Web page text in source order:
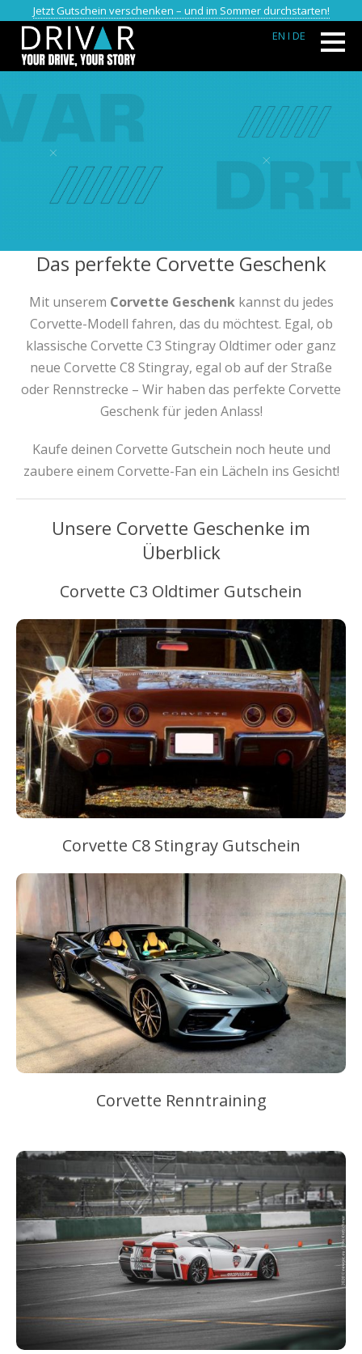
Jetzt Gutschein verschenken – und im Sommer durchstarten!
EN I DE
Das perfekte Corvette Geschenk
Mit unserem Corvette Geschenkkannst du jedes
Corvette-Modell fahren, das du möchtest. Egal, ob
klassische Corvette C3 Stingray Oldtimer oder ganz
neue Corvette C8 Stingray, egal ob auf der Straße
oder Rennstrecke – Wir haben das perfekte Corvette
Geschenk für jeden Anlass!
Kaufe deinen Corvette Gutschein noch heute und
zaubere einem Corvette-Fan ein Lächeln ins Gesicht!
Unsere Corvette Geschenke im
Überblick
Corvette C3 Oldtimer Gutschein
Corvette C8 Stingray Gutschein
Corvette Renntraining